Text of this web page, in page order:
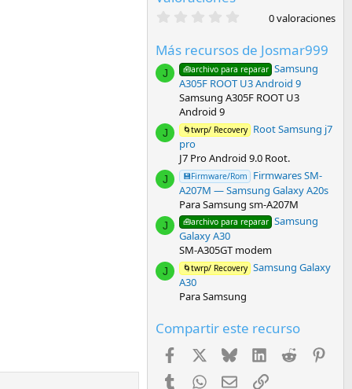
0
e
s
t
r
l
l
(
s
)
0 valoraciones
Más recursos de Josmar999
J 🧰archivo para reparar Samsung
A305F ROOT U3 Android 9
Samsung A305F ROOT U3
Android 9
J 🌀twrp/ Recovery Root Samsung j7
pro
J7 Pro Android 9.0 Root.
J 💾Firmware/Rom
Firmwares SM-
A207M — Samsung Galaxy A20s
Para Samsung sm-A207M
J 🧰archivo para reparar Samsung
Galaxy A30
SM-A305GT modem
J 🌀twrp/ Recovery Samsung Galaxy
A30
Para Samsung
Compartir este recurso
Facebook Bluesky LinkedInReddit
TumblrWhatsApp
EmailEnlace